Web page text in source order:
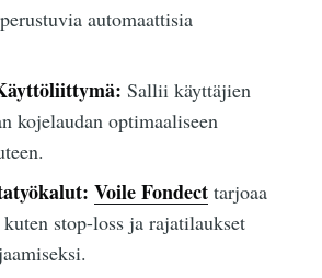
automaattisia
Sallii käyttäjien
kojelaudan optimaaliseen
Voile Fondecttarjoaa
stop-loss ja rajatilaukset